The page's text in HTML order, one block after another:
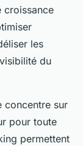
croissance
les
du
concentre sur
pour toute
permettent